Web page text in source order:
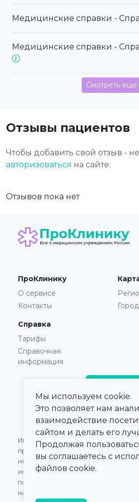
Медицинские справки -
Медицинские справки -
Смотреть еще
Отзывы пациентов
Чтобы добавить свой отзыв -
авторизоваться на сайте.
Отзывов пока нет
ПроКлинику
О сервисе
Контакты
Справка
Тарифы
Справочная
информация
©
Информация,
представленная на сайте,
не может быть
использована для
постановки диагноза,
назначения лечения и не
Мы используем cookie.
Это позволяет нам
взаимодействие
сайтом и делать его
Продолжая
вы соглашаетесь с
файлов cookie.